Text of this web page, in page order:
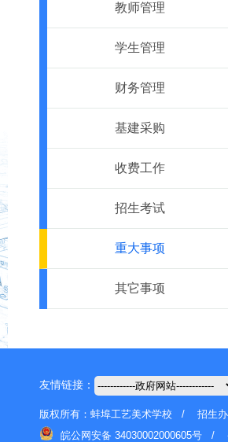
教师管理
学生管理
财务管理
基建采购
收费工作
招生考试
重大事项
其它事项
友情链接：
版权所有：蚌埠工艺美术学校 / 招生办
皖公网安备 34030002000605号 /